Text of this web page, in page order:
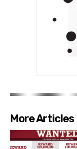
More Articles